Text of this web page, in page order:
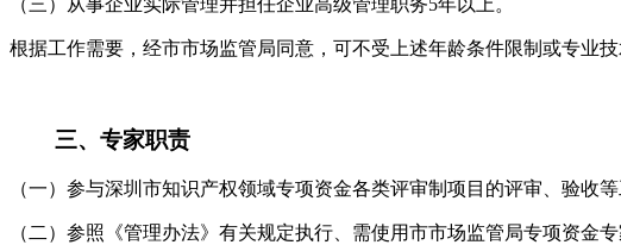
根据工作需要，经市市场监管局同意，可不受上述年龄条件限制或专业技
三、专家职责
（一）参与深圳市知识产权领域专项资金各类评审制项目的评审、验收等
（二）参照《管理办法》有关规定执行、需使用市市场监管局专项资金